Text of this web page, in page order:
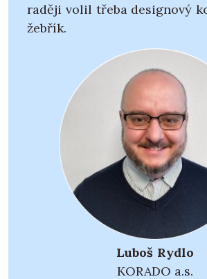
raději volil třeba designový
žebřík.
Luboš Rydlo
KORADO a.s.